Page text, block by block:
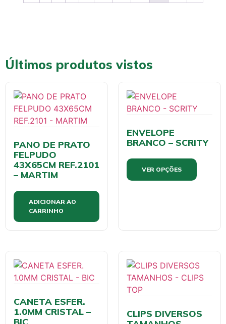
Últimos produtos vistos
PANO DE PRATO
FELPUDO
43X65CM REF.2101
– MARTIM
ADICIONAR AO
CARRINHO
ENVELOPE
BRANCO – SCRITY
VER OPÇÕES
CANETA ESFER.
1.0MM CRISTAL –
CLIPS DIVERSOS